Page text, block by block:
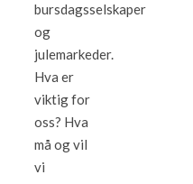
bursdagsselskaper
og
julemarkeder.
Hva er
viktig for
oss? Hva
må og vil
vi